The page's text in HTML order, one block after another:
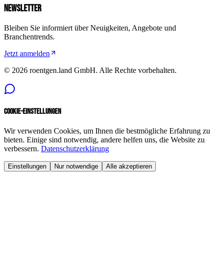
NEWSLETTER
Bleiben Sie informiert über Neuigkeiten, Angebote und
Branchentrends.
Jetzt anmelden
© 2026 roentgen.land GmbH. Alle Rechte vorbehalten.
Cookie-Einstellungen
Wir verwenden Cookies, um Ihnen die bestmögliche Erfahrung zu
bieten. Einige sind notwendig, andere helfen uns, die Website zu
verbessern. Datenschutzerklärung
Einstellungen Nur notwendige Alle akzeptieren